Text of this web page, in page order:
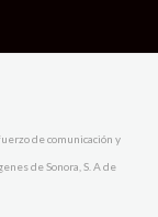
de comunicación y
de Sonora, S. A de